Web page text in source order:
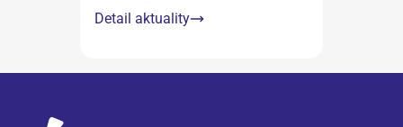
Detail aktuality